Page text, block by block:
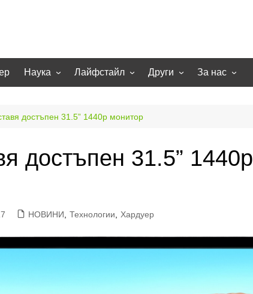
Наука
Роботи
Лайфстайл
Игри
Осветление
Бизнес
Други
Помощна информация
За нас
достъпен 31.5” 1440p монитор
достъпен 31.5” 1440p
НОВИНИ Технологии Хардуер